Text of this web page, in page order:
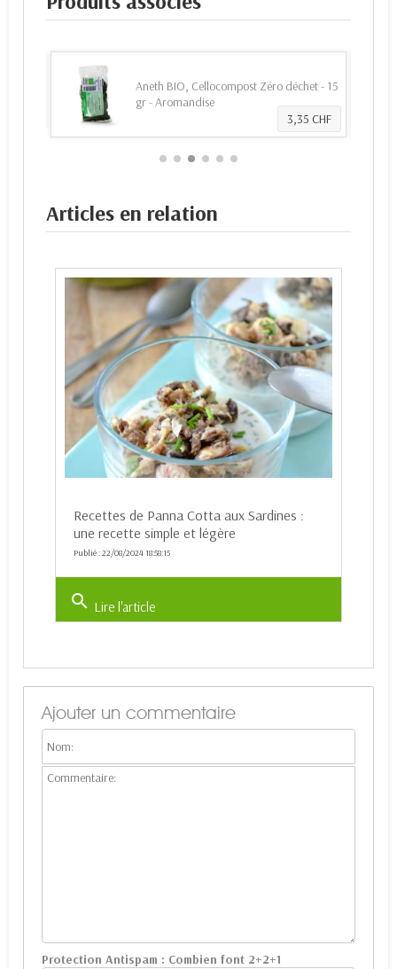
Aneth BIO, Cellocompost Zéro déchet - 15
gr - Aromandise
3,35 CHF
Articles en relation
Recettes de Panna Cotta aux Sardines :
une recette simple et légère
Publié : 22/08/2024 18:58:15
search Lire l'article
Ajouter un commentaire
Protection Antispam : Combien font 2+2+1